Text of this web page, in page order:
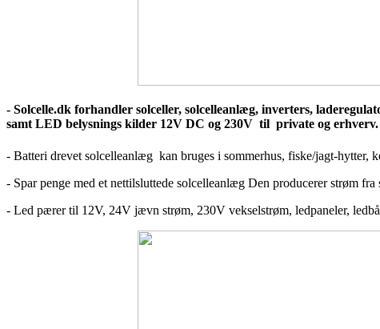
- Solcelle.dk forhandler solceller, solcelleanlæg, inverters,
samt LED belysnings kilder 12V DC og 230V til private og erhverv.
- Batteri drevet solcelleanlæg kan bruges i sommerhus, fiske/jagt-hytter,
- Spar penge med et nettilsluttede solcelleanlæg Den producerer strøm
- Led pærer til 12V, 24V jævn strøm, 230V vekselstrøm, ledpaneler,